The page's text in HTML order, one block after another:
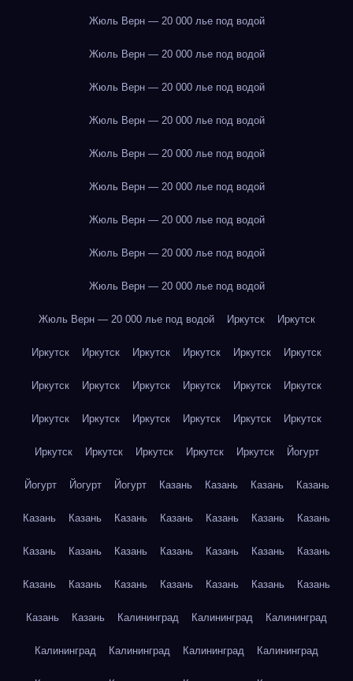
Жюль Верн — 20 000 лье под водой
Жюль Верн — 20 000 лье под водой
Жюль Верн — 20 000 лье под водой
Жюль Верн — 20 000 лье под водой
Жюль Верн — 20 000 лье под водой
Жюль Верн — 20 000 лье под водой
Жюль Верн — 20 000 лье под водой
Жюль Верн — 20 000 лье под водой
Жюль Верн — 20 000 лье под водой
Жюль Верн — 20 000 лье под водой Иркутск Иркутск
Иркутск Иркутск Иркутск Иркутск Иркутск Иркутск
Иркутск Иркутск Иркутск Иркутск Иркутск Иркутск
Иркутск Иркутск Иркутск Иркутск Иркутск Иркутск
Иркутск Иркутск Иркутск Иркутск Иркутск Йогурт
Йогурт Йогурт Йогурт Казань Казань Казань Казань
Казань Казань Казань Казань Казань Казань Казань
Казань Казань Казань Казань Казань Казань Казань
Казань Казань Казань Казань Казань Казань Казань
Казань Казань Калининград Калининград Калининград
Калининград Калининград Калининград Калининград